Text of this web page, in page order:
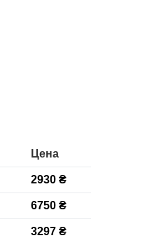
Цена
2930 ₴
6750 ₴
3297 ₴